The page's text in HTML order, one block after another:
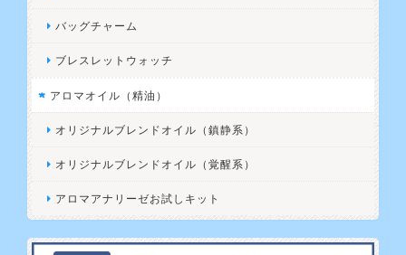
バッグチャーム
ブレスレットウォッチ
アロマオイル（精油）
オリジナルブレンドオイル（鎮静系）
オリジナルブレンドオイル（覚醒系）
アロマアナリーゼお試しキット